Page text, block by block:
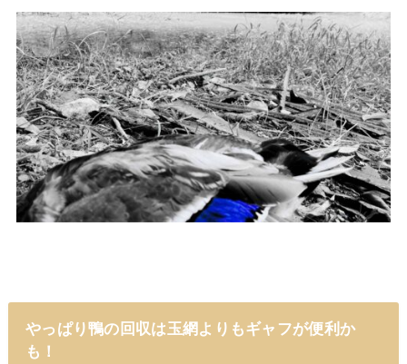
やっぱり鴨の回収は玉網よりもギャフが便利か
も！